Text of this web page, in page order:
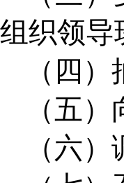
组织领导
（四
（五
（六